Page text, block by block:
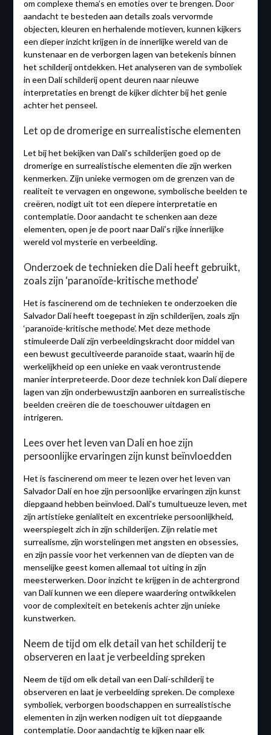
om complexe thema’s en emoties over te brengen. Door
aandacht te besteden aan details zoals vervormde
objecten, kleuren en herhalende motieven, kunnen kijkers
een dieper inzicht krijgen in de innerlijke wereld van de
kunstenaar en de verborgen lagen van betekenis binnen
het schilderij ontdekken. Het analyseren van de symboliek
in een Dalí schilderij opent deuren naar nieuwe
interpretaties en brengt de kijker dichter bij het genie
achter het penseel.
Let op de dromerige en surrealistische elementen
Let bij het bekijken van Dalí’s schilderijen goed op de
dromerige en surrealistische elementen die zijn werken
kenmerken. Zijn unieke vermogen om de grenzen van de
realiteit te vervagen en ongewone, symbolische beelden te
creëren, nodigt uit tot een diepere interpretatie en
contemplatie. Door aandacht te schenken aan deze
elementen, open je de poort naar Dalí’s rijke innerlijke
wereld vol mysterie en verbeelding.
Onderzoek de technieken die Dali heeft gebruikt,
zoals zijn ‘paranoïde-kritische methode’
Het is fascinerend om de technieken te onderzoeken die
Salvador Dalí heeft toegepast in zijn schilderijen, zoals zijn
‘paranoïde-kritische methode’. Met deze methode
stimuleerde Dalí zijn verbeeldingskracht door middel van
een bewust gecultiveerde paranoïde staat, waarin hij de
werkelijkheid op een unieke en vaak verontrustende
manier interpreteerde. Door deze techniek kon Dalí diepere
lagen van zijn onderbewustzijn aanboren en surrealistische
beelden creëren die de toeschouwer uitdagen en
intrigeren.
Lees over het leven van Dali en hoe zijn
persoonlijke ervaringen zijn kunst beïnvloedden
Het is fascinerend om meer te lezen over het leven van
Salvador Dalí en hoe zijn persoonlijke ervaringen zijn kunst
diepgaand hebben beïnvloed. Dalí’s tumultueuze leven, met
zijn artistieke genialiteit en excentrieke persoonlijkheid,
weerspiegelt zich in zijn schilderijen. Zijn relatie met
surrealisme, zijn worstelingen met angsten en obsessies,
en zijn passie voor het verkennen van de diepten van de
menselijke geest komen allemaal tot uiting in zijn
meesterwerken. Door inzicht te krijgen in de achtergrond
van Dalí kunnen we een diepere waardering ontwikkelen
voor de complexiteit en betekenis achter zijn unieke
kunstwerken.
Neem de tijd om elk detail van het schilderij te
observeren en laat je verbeelding spreken
Neem de tijd om elk detail van een Dalí-schilderij te
observeren en laat je verbeelding spreken. De complexe
symboliek, verborgen boodschappen en surrealistische
elementen in zijn werken nodigen uit tot diepgaande
contemplatie. Door aandachtig te kijken naar elk